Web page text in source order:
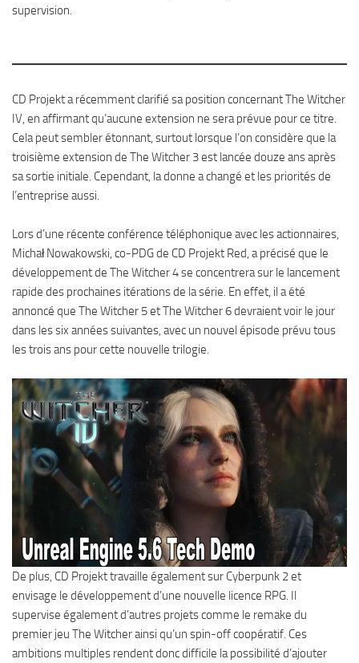
supervision.
CD Projekt a récemment clarifié sa position concernant The Witcher
IV, en affirmant qu’aucune extension ne sera prévue pour ce titre.
Cela peut sembler étonnant, surtout lorsque l’on considère que la
troisième extension de The Witcher 3 est lancée douze ans après
sa sortie initiale. Cependant, la donne a changé et les priorités de
l’entreprise aussi.
Lors d’une récente conférence téléphonique avec les actionnaires,
Michał Nowakowski, co-PDG de CD Projekt Red, a précisé que le
développement de The Witcher 4 se concentrera sur le lancement
rapide des prochaines itérations de la série. En effet, il a été
annoncé que The Witcher 5 et The Witcher 6 devraient voir le jour
dans les six années suivantes, avec un nouvel épisode prévu tous
les trois ans pour cette nouvelle trilogie.
De plus, CD Projekt travaille également sur Cyberpunk 2 et
envisage le développement d’une nouvelle licence RPG. Il
supervise également d’autres projets comme le remake du
premier jeu The Witcher ainsi qu’un spin-off coopératif. Ces
ambitions multiples rendent donc difficile la possibilité d’ajouter